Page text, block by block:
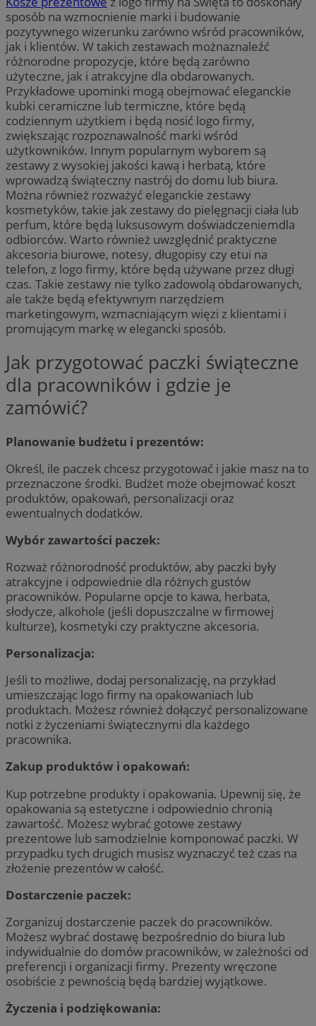
sposób na wzmocnienie marki i budowanie
pozytywnego wizerunku zarówno wśród pracowników,
jak i klientów. W takich zestawach możnaznaleźć
różnorodne propozycje, które będą zarówno
użyteczne, jak i atrakcyjne dla obdarowanych.
Przykładowe upominki mogą obejmować eleganckie
kubki ceramiczne lub termiczne, które będą
codziennym użytkiem i będą nosić logo firmy,
zwiększając rozpoznawalność marki wśród
użytkowników. Innym popularnym wyborem są
zestawy z wysokiej jakości kawą i herbatą, które
wprowadzą świąteczny nastrój do domu lub biura.
Można również rozważyć eleganckie zestawy
kosmetyków, takie jak zestawy do pielęgnacji ciała lub
perfum, które będą luksusowym doświadczeniemdla
odbiorców. Warto również uwzględnić praktyczne
akcesoria biurowe, notesy, długopisy czy etui na
telefon, z logo firmy, które będą używane przez długi
czas. Takie zestawy nie tylko zadowolą obdarowanych,
ale także będą efektywnym narzędziem
marketingowym, wzmacniającym więzi z klientami i
promującym markę w elegancki sposób.
Jak przygotować paczki świąteczne
dla pracowników i gdzie je
zamówić?
Planowanie budżetu i prezentów:
Określ, ile paczek chcesz przygotować i jakie masz na to
przeznaczone środki. Budżet może obejmować koszt
produktów, opakowań, personalizacji oraz
ewentualnych dodatków.
Wybór zawartości paczek:
Rozważ różnorodność produktów, aby paczki były
atrakcyjne i odpowiednie dla różnych gustów
pracowników. Popularne opcje to kawa, herbata,
słodycze, alkohole (jeśli dopuszczalne w firmowej
kulturze), kosmetyki czy praktyczne akcesoria.
Personalizacja:
Jeśli to możliwe, dodaj personalizację, na przykład
umieszczając logo firmy na opakowaniach lub
produktach. Możesz również dołączyć personalizowane
notki z życzeniami świątecznymi dla każdego
pracownika.
Zakup produktów i opakowań:
Kup potrzebne produkty i opakowania. Upewnij się, że
opakowania są estetyczne i odpowiednio chronią
zawartość. Możesz wybrać gotowe zestawy
prezentowe lub samodzielnie komponować paczki. W
przypadku tych drugich musisz wyznaczyć też czas na
złożenie prezentów w całość.
Dostarczenie paczek:
Zorganizuj dostarczenie paczek do pracowników.
Możesz wybrać dostawę bezpośrednio do biura lub
indywidualnie do domów pracowników, w zależności od
preferencji i organizacji firmy. Prezenty wręczone
osobiście z pewnością będą bardziej wyjątkowe.
Życzenia i podziękowania: